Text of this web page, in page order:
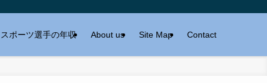
スポーツ選手の年収 About us Site Map Contact